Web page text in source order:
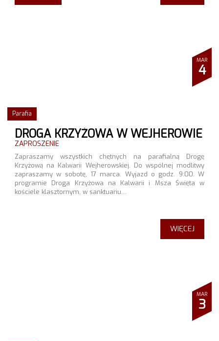
MAR
4
Parafia
DROGA KRZYŻOWA W WEJHEROWIE
ZAPROSZENIE
Zapraszamy wszystkich chętnych na parafialną Drogę
Krzyżową na Kalwarii Wejherowskiej. Do wspólnej modlitwy
zapraszamy w sobotę, 17 marca. Wyjazd o godz. 9:00. W
programie Droga Krzyżowa na Kalwarii i Msza Święta w
kościele klasztornym, w sanktuariu…
WIĘCEJ
MAR
3